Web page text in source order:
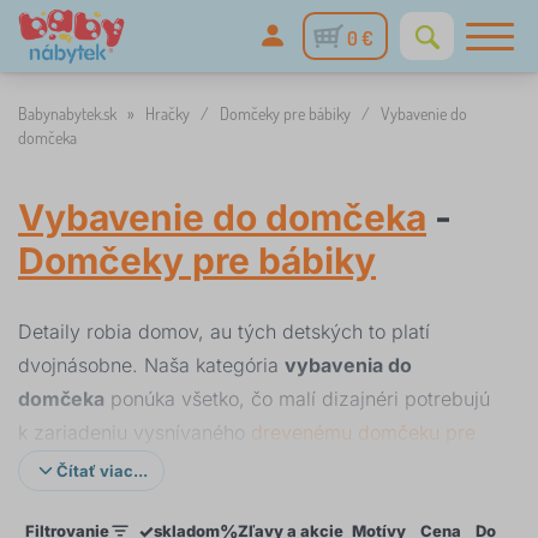
0 €
Babynabytek.sk » Hračky / Domčeky pre bábiky / Vybavenie do
domčeka
Vybavenie do domčeka -
Domčeky pre bábiky
Detaily robia domov, au tých detských to platí
dvojnásobne. Naša kategória vybavenia do
domčeka ponúka všetko, čo malí dizajnéri potrebujú
k zariadeniu vysnívaného drevenému domčeku pre
svoje obľúbené postavičky
precíznym spracovaním a realistickými prvkami. Od
Čítať viac...
Filtrovanie ✓skladom%Zľavy a akcie Motívy Cena